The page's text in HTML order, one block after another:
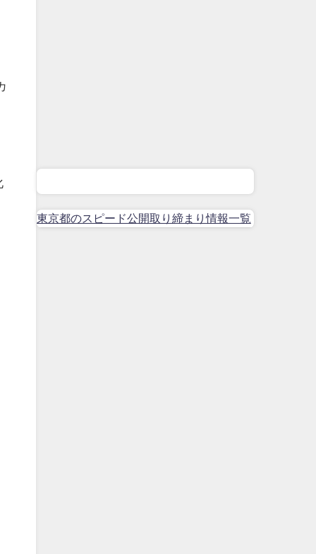
東京都のスピード公開取り締まり情報一覧